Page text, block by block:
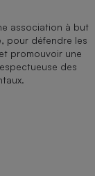
association à but
pour défendre les
promouvoir une
des